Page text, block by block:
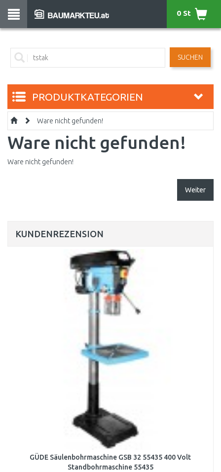
SUCHEN
0 St
PRODUKTKATEGORIEN
Ware nicht gefunden!
Ware nicht gefunden!
Ware nicht gefunden!
Weiter
KUNDENREZENSION
GÜDE Säulenbohrmaschine GSB 32 55435 400 Volt
Standbohrmaschine 55435